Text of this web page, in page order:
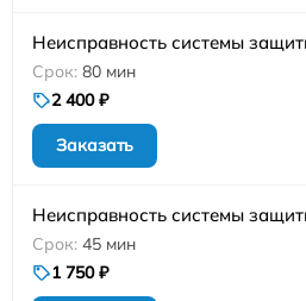
Неисправность системы
80 мин
2 400 ₽
Заказать
Неисправность системы
45 мин
1 750 ₽